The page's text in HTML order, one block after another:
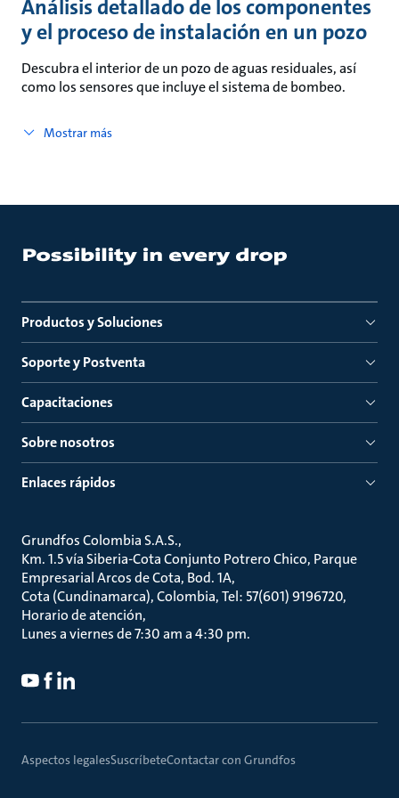
Análisis detallado de los componentes
y el proceso de instalación en un pozo
Descubra el interior de un pozo de aguas residuales, así
como los sensores que incluye el sistema de bombeo.
Mostrar más
Productos y Soluciones
Soporte y Postventa
Capacitaciones
Sobre nosotros
Enlaces rápidos
Grundfos Colombia S.A.S.
Km. 1.5 vía Siberia-Cota Conjunto Potrero Chico, Parque
Empresarial Arcos de Cota, Bod. 1A
Cota (Cundinamarca), Colombia, Tel: 57(601) 9196720
Horario de atención
Lunes a viernes de 7:30 am a 4:30 pm.
Aspectos legalesSuscríbeteContactar con Grundfos